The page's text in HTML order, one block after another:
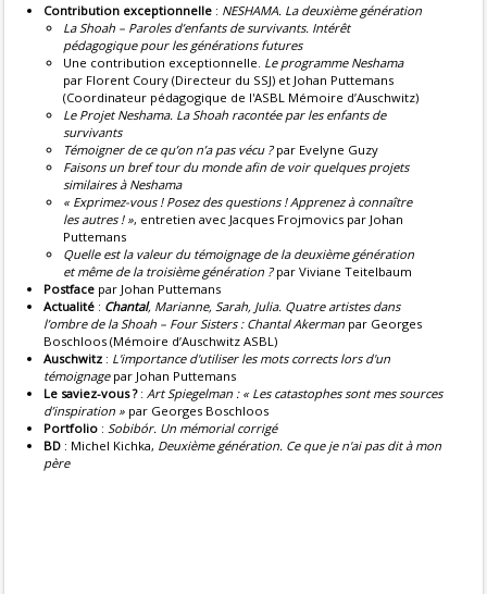
Contribution exceptionnelle : NESHAMA. La deuxième génération
La Shoah – Paroles d’enfants de survivants. Intérêt
pédagogique pour les générations futures
Une contribution exceptionnelle. Le programme Neshama
par Florent Coury (Directeur du SSJ) et Johan Puttemans
(Coordinateur pédagogique de l'ASBL Mémoire d’Auschwitz)
Le Projet Neshama. La Shoah racontée par les enfants de
survivants
Témoigner de ce qu’on n’a pas vécu ?par Evelyne Guzy
Faisons un bref tour du monde afin de voir quelques projets
similaires à Neshama
« Exprimez-vous ! Posez des questions ! Apprenez à connaître
les autres ! », entretien avec Jacques Frojmovics par Johan
Puttemans
Quelle est la valeur du témoignage de la deuxième génération
et même de la troisième génération ?par Viviane Teitelbaum
Postface par Johan Puttemans
Actualité : Chantal, Marianne, Sarah, Julia. Quatre artistes dans
l’ombre de la Shoah – Four Sisters : Chantal Akerman par Georges
Boschloos (Mémoire d’Auschwitz ASBL)
Auschwitz : L'importance d'utiliser les mots corrects lors d'un
témoignagepar Johan Puttemans
Le saviez-vous ?: Art Spiegelman : « Les catastophes sont mes sources
d’inspiration » par Georges Boschloos
Portfolio : Sobibór. Un mémorial corrigé
BD : Michel Kichka, Deuxième génération. Ce que je n'ai pas dit à mon
père